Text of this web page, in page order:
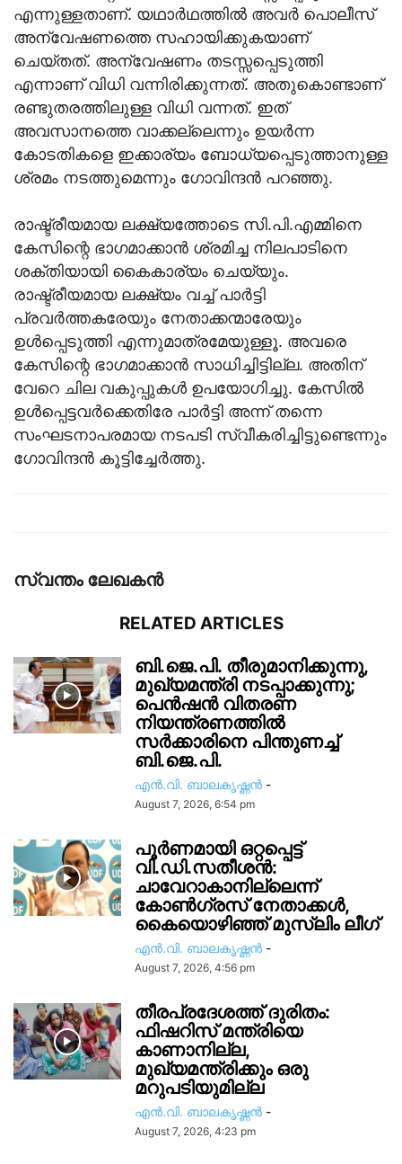
എന്നുള്ളതാണ്. യഥാര്‍ഥത്തില്‍ അവര്‍ പൊലീസ്
അന്വേഷണത്തെ സഹായിക്കുകയാണ്
ചെയ്തത്. അന്വേഷണം തടസ്സപ്പെടുത്തി
എന്നാണ് വിധി വന്നിരിക്കുന്നത്. അതുകൊണ്ടാണ്
രണ്ടുതരത്തിലുള്ള വിധി വന്നത്. ഇത്
അവസാനത്തെ വാക്കല്ലെന്നും ഉയര്‍ന്ന
കോടതികളെ ഇക്കാര്യം ബോധ്യപ്പെടുത്താനുള്ള
ശ്രമം നടത്തുമെന്നും ഗോവിന്ദന്‍ പറഞ്ഞു.
രാഷ്ട്രീയമായ ലക്ഷ്യത്തോടെ സി.പി.എമ്മിനെ
കേസിന്റെ ഭാഗമാക്കാന്‍ ശ്രമിച്ച നിലപാടിനെ
ശക്തിയായി കൈകാര്യം ചെയ്യും.
രാഷ്ട്രീയമായ ലക്ഷ്യം വച്ച് പാര്‍ട്ടി
പ്രവര്‍ത്തകരേയും നേതാക്കന്മാരേയും
ഉള്‍പ്പെടുത്തി എന്നുമാത്രമേയുള്ളൂ. അവരെ
കേസിന്റെ ഭാഗമാക്കാന്‍ സാധിച്ചിട്ടില്ല. അതിന്
വേറെ ചില വകുപ്പുകള്‍ ഉപയോഗിച്ചു. കേസില്‍
ഉള്‍പ്പെട്ടവര്‍ക്കെതിരേ പാര്‍ട്ടി അന്ന് തന്നെ
സംഘടനാപരമായ നടപടി സ്വീകരിച്ചിട്ടുണ്ടെന്നും
ഗോവിന്ദന്‍ കൂട്ടിച്ചേര്‍ത്തു.
സ്വന്തം ലേഖകന്‍
RELATED ARTICLES
ബി.ജെ.പി. തീരുമാനിക്കുന്നു,
മുഖ്യമന്ത്രി നടപ്പാക്കുന്നു;
പെൻഷൻ വിതരണ
നിയന്ത്രണത്തിൽ
സ‍ർക്കാരിനെ പിന്തുണച്ച്
ബി.ജെ.പി.
എൻ.വി. ബാലകൃഷ്ണൻ -
August 7, 2026, 6:54 pm
പൂർണമായി ഒറ്റപ്പെട്ട്
വി.ഡി.സതീശൻ:
ചാവേറാകാനില്ലെന്ന്
കോൺഗ്രസ് നേതാക്കൾ,
കൈയൊഴിഞ്ഞ് മുസ്ലിം ലീഗ്
എൻ.വി. ബാലകൃഷ്ണൻ -
August 7, 2026, 4:56 pm
തീരപ്രദേശത്ത് ദുരിതം:
ഫിഷറിസ്‌ മന്ത്രിയെ
കാണാനില്ല,
മുഖ്യമന്ത്രിക്കും ഒരു
മറുപടിയുമില്ല
എൻ.വി. ബാലകൃഷ്ണൻ -
August 7, 2026, 4:23 pm